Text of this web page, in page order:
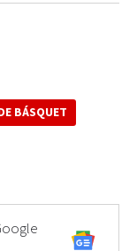
BÁSQUET